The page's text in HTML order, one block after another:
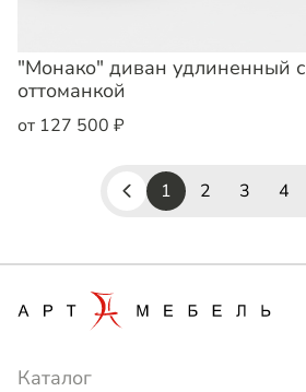
"Монако" диван удлиненный с
оттоманкой
от 127 500 ₽
1 2 3 4
Каталог